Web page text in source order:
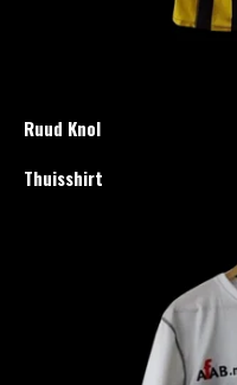
Ruud Knol
Thuisshirt